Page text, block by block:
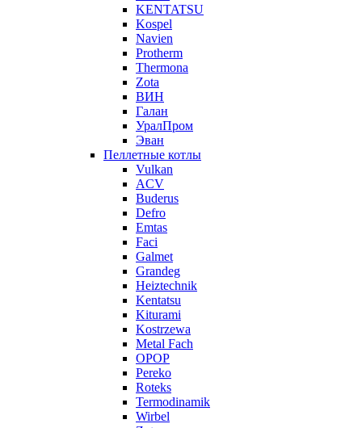
KENTATSU
Kospel
Navien
Protherm
Thermona
Zota
ВИН
Галан
УралПром
Эван
Пеллетные котлы
Vulkan
ACV
Buderus
Defro
Emtas
Faci
Galmet
Grandeg
Heiztechnik
Kentatsu
Kiturami
Kostrzewa
Metal Fach
OPOP
Pereko
Roteks
Termodinamik
Wirbel